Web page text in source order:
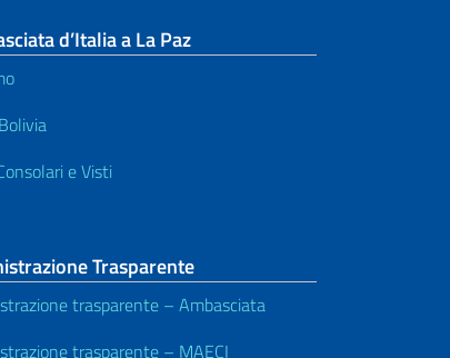
d’Italia a La Paz
e Visti
Trasparente
trasparente – Ambasciata
trasparente – MAECI